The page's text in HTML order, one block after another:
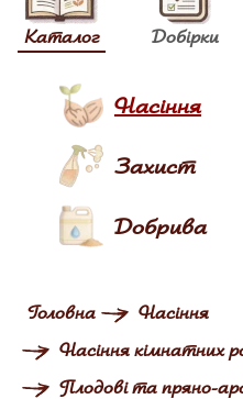
Каталог Добірки
Насіння
Захист
Добрива
Головна
Насіння
Насіння кімнатних
Плодові та пряно-